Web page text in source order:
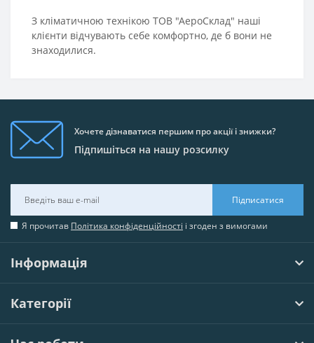
З кліматичною технікою ТОВ "АероСклад" наші
клієнти відчувають себе комфортно, де б вони не
знаходилися.
Хочете дізнаватися першим про акції і знижки?
Підпишіться на нашу розсилку
Підписатися
Я прочитав Політика конфіденційності і згоден з вимогами
Інформація
Категорії